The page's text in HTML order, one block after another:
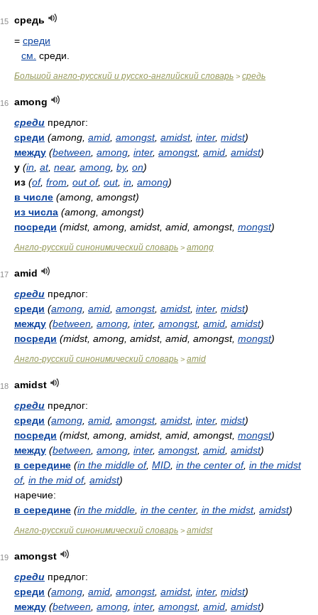
15
средь
= среди
см. среди.
Большой англо-русский и русско-английский словарь > средь
16
among
среди предлог:
среди (among, amid amongst, amidst, inter, midst)
между (between among inter, amongst, amid amidst)
у (in at, near, among by, on)
из (of, from out of, out, in among)
в числе (among, amongst)
из числа (among, amongst)
посреди (midst, among, amidst, amid, amongst, mongst)
Англо-русский синонимический словарь > among
17
amid
среди предлог:
среди (among amid amongst, amidst, inter, midst)
между (between among inter, amongst, amid amidst)
посреди (midst, among, amidst, amid, amongst, mongst)
Англо-русский синонимический словарь > amid
18
amidst
среди предлог:
среди (among amid amongst, amidst, inter, midst)
посреди (midst, among, amidst, amid, amongst, mongst)
между (between among inter, amongst, amid amidst)
в середине (in the middle of, MID in the center of, in the midst
of, in the mid of, amidst)
наречие:
в середине (in the middle in the center, in the midst, amidst)
Англо-русский синонимический словарь > amidst
19
amongst
среди предлог:
среди (among amid amongst, amidst, inter, midst)
между (between among inter, amongst, amid amidst)